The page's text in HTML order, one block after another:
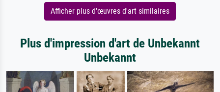
Afficher plus d'œuvres d'art similaires
Plus d'impression d'art de Unbekannt
Unbekannt